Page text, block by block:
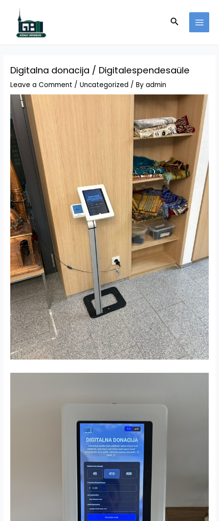
content
Search
Digitalna donacija / Digitalespendesaüle
Leave a Comment /Uncategorized / Byadmin